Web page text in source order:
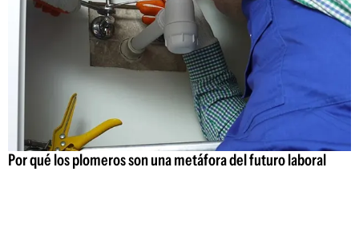
Por qué los plomeros son una metáfora del futuro laboral